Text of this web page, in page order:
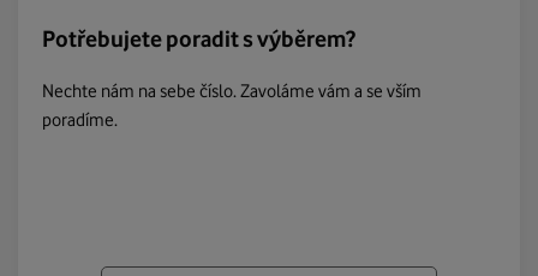
Potřebujete poradit s výběrem?
Nechte nám na sebe číslo. Zavoláme vám a se vším
poradíme.